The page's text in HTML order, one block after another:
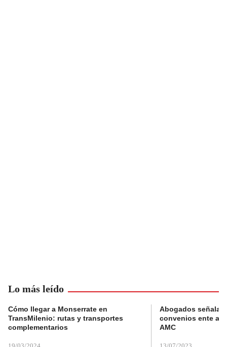
Lo más leído
Cómo llegar a Monserrate en
TransMilenio: rutas y transportes
complementarios
Abogados
convenios ente
AMC